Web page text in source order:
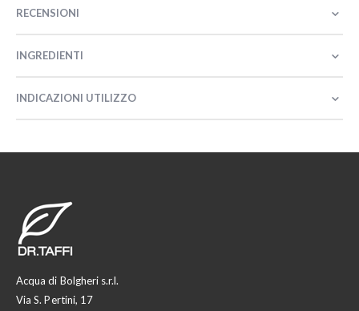
RECENSIONI
INGREDIENTI
INDICAZIONI UTILIZZO
Acqua di Bolgheri s.r.l.
Via S. Pertini, 17